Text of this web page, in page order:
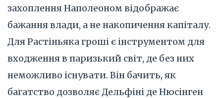
захоплення Наполеоном відображає
бажання влади, а не накопичення капіталу.
Для Растіньяка гроші є інструментом для
входження в паризький світ, де без них
неможливо існувати. Він бачить, як
багатство дозволяє Дельфіні де Нюсінген